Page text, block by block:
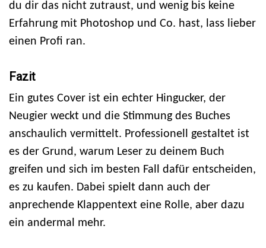
du dir das nicht zutraust, und wenig bis keine
Erfahrung mit Photoshop und Co. hast, lass lieber
einen Profi ran.
Fazit
Ein gutes Cover ist ein echter Hingucker, der
Neugier weckt und die Stimmung des Buches
anschaulich vermittelt. Professionell gestaltet ist
es der Grund, warum Leser zu deinem Buch
greifen und sich im besten Fall dafür entscheiden,
es zu kaufen. Dabei spielt dann auch der
anprechende Klappentext eine Rolle, aber dazu
ein andermal mehr.